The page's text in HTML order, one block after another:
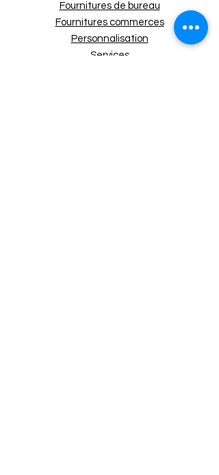
Fournitures de bureau
Fournitures commerces
Personnalisation
Services